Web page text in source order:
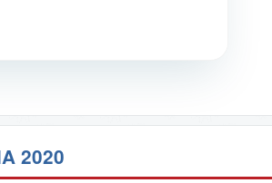
2020